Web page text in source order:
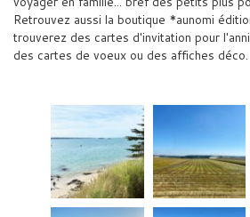
Retrouvez aussi la boutique *aunomi
trouverez des cartes d'invitation pour
des cartes de voeux ou des affiches déco.